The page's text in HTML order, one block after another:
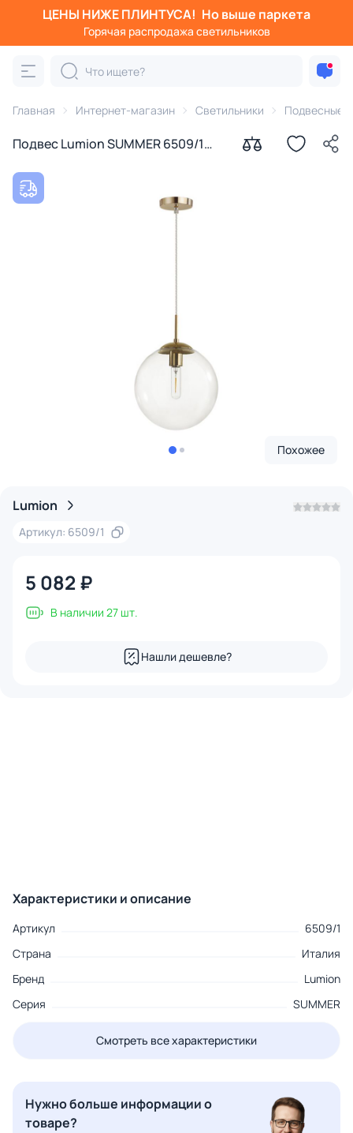
ЦЕНЫ НИЖЕ ПЛИНТУСА! Но выше паркета
Горячая распродажа светильников
Главная Интернет-магазин Светильники Подвесные
Подвес Lumion SUMMER 6509/1
Похожее
Lumion
Артикул: 6509/1
5 082 ₽
В наличии 27 шт.
Нашли дешевле?
Характеристики и описание
Артикул
6509/1
Страна
Италия
Бренд
Lumion
Серия
SUMMER
Смотреть все характеристики
Нужно больше информации о
товаре?